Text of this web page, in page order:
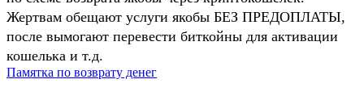
Жертвам обещают услуги якобы БЕЗ ПРЕДОПЛАТЫ,
после вымогают перевести биткойны для активации
кошелька и т.д.
Памятка по возврату денег